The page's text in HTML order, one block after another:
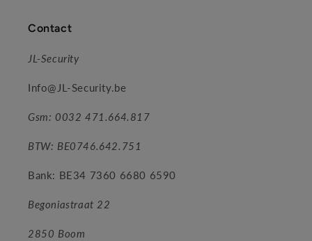
Contact
JL-Security
Info@JL-Security.be
Gsm: 0032 471.664.817
BTW: BE0746.642.751
Bank: BE34 7360 6680 6590
Begoniastraat 22
2850 Boom